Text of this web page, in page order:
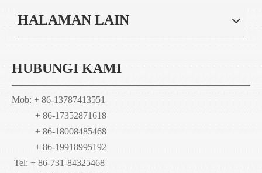
HALAMAN LAIN
HUBUNGI KAMI
Mob: + 86-13787413551
+ 86-17352871618
+ 86-18008485468
+ 86-19918995192
Tel: + 86-731-84325468